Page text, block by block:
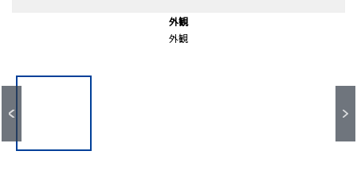
外観
外観
外観
外観
外観
外観
エントランス
エントランス
共有部分
共有部分
共有部分
共有部分
前面道路含む外観
前面道路
前面道路含む外観
前面道路
落合南長崎駅(都営地下鉄 大江戸線)（約790ｍ）
徒歩１０分。